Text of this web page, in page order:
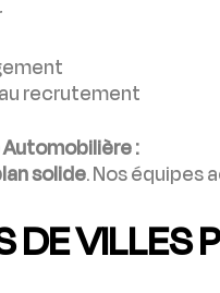
recrutement
Automobilière :
solide. Nos équipes
DE VILLES